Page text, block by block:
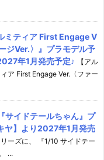
ミティア First Engage V
ジVer.〉』プラモデル予
年1月発売予定♪
【アル
ア First Engage Ver.〈ファー
サイドテールちゃん』プ
ヤ】より2027年1月発売
リーズに、 『1/10 サイドテー
...